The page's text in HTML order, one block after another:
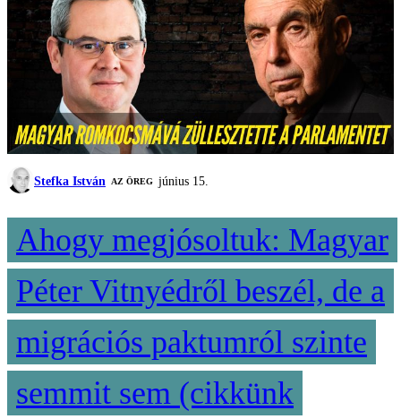
Stefka István AZ ÖREG június 15.
Ahogy megjósoltuk: Magyar
Péter Vitnyédről beszél, de a
migrációs paktumról szinte
semmit sem (cikkünk